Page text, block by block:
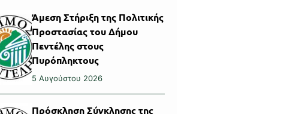
Άμεση Στήριξη της Πολιτικής
Προστασίας του Δήμου
Πεντέλης στους
Πυρόπληκτους
5 Αυγούστου 2026
Πρόσκληση Σύγκλησης της